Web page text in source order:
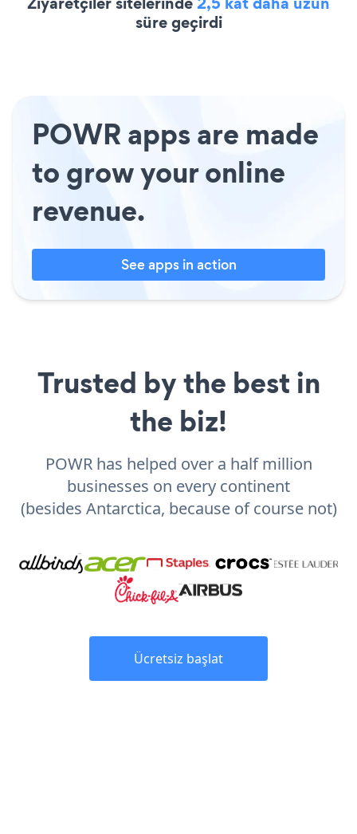
süre geçirdi
POWR apps are made
to grow your online
revenue.
See apps in action
Trusted by the best in
the biz!
POWR has helped over a half million
businesses on every continent
(besides Antarctica, because of course not)
Ücretsiz başlat